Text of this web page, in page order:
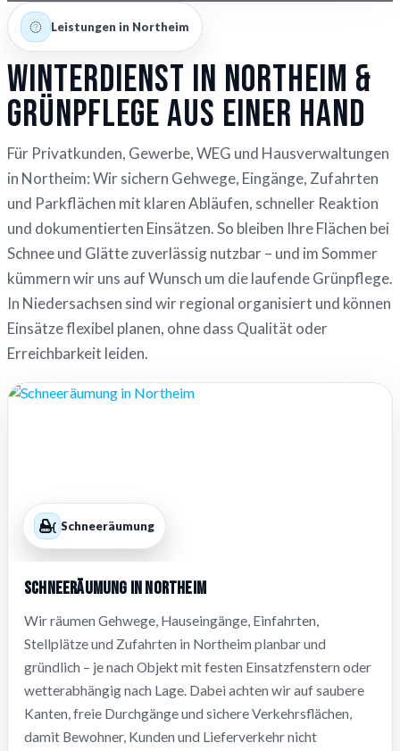
Leistungen in Northeim
Winterdienst in Northeim &
Grünpflege aus einer Hand
Für Privatkunden, Gewerbe, WEG und Hausverwaltungen
in Northeim: Wir sichern Gehwege, Eingänge, Zufahrten
und Parkflächen mit klaren Abläufen, schneller Reaktion
und dokumentierten Einsätzen. So bleiben Ihre Flächen bei
Schnee und Glätte zuverlässig nutzbar – und im Sommer
kümmern wir uns auf Wunsch um die laufende Grünpflege.
In Niedersachsen sind wir regional organisiert und können
Einsätze flexibel planen, ohne dass Qualität oder
Erreichbarkeit leiden.
Schneeräumung
Schneeräumung in Northeim
Wir räumen Gehwege, Hauseingänge, Einfahrten,
Stellplätze und Zufahrten in Northeim planbar und
gründlich – je nach Objekt mit festen Einsatzfenstern oder
wetterabhängig nach Lage. Dabei achten wir auf saubere
Kanten, freie Durchgänge und sichere Verkehrsflächen,
damit Bewohner, Kunden und Lieferverkehr nicht